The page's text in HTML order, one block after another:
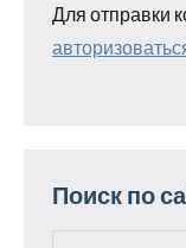
Для отправки
Поиск по